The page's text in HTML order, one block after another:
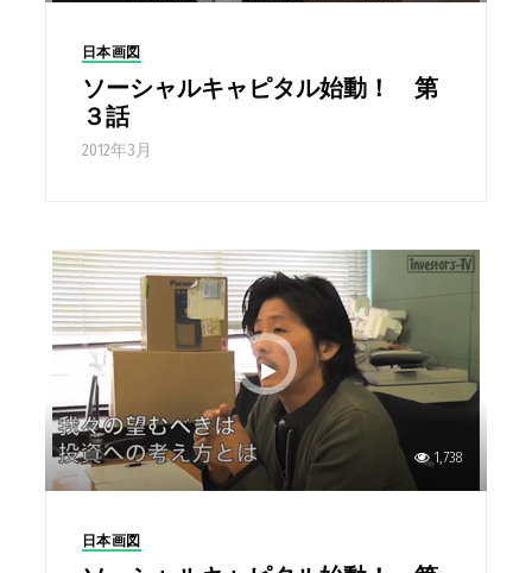
日本画図
ソーシャルキャピタル始動！ 第
３話
2012年3月
1,738
日本画図